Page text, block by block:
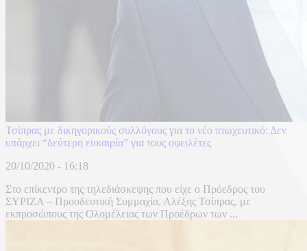
Τσίπρας με δικηγορικούς συλλόγους για το νέο πτωχευτικό: Δεν
υπάρχει “δεύτερη ευκαιρία” για τους οφειλέτες
20/10/2020 - 16:18
Στο επίκεντρο της τηλεδιάσκεψης που είχε ο Πρόεδρος του
ΣΥΡΙΖΑ – Προοδευτική Συμμαχία, Αλέξης Τσίπρας, με
εκπροσώπους της Ολομέλειας των Προέδρων των ...